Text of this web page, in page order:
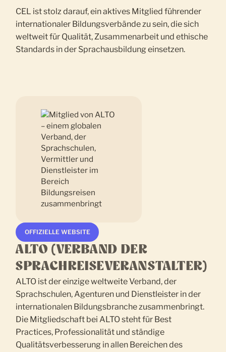
CEL ist stolz darauf, ein aktives Mitglied führender
internationaler Bildungsverbände zu sein, die sich
weltweit für Qualität, Zusammenarbeit und ethische
Standards in der Sprachausbildung einsetzen.
OFFIZIELLE WEBSITE
ALTO (VERBAND DER
SPRACHREISEVERANSTALTER)
ALTO ist der einzige weltweite Verband, der
Sprachschulen, Agenturen und Dienstleister in der
internationalen Bildungsbranche zusammenbringt.
Die Mitgliedschaft bei ALTO steht für Best
Practices, Professionalität und ständige
Qualitätsverbesserung in allen Bereichen des